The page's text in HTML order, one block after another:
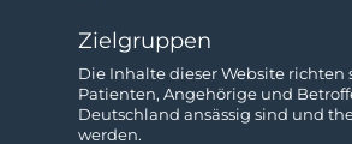
Zielgruppen
Die Inhalte dieser Website richten
Patienten, Angehörige und
Deutschland ansässig sind und
werden.